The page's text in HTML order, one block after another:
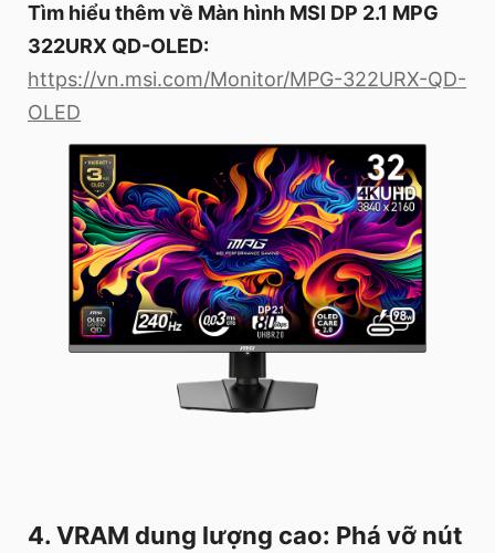
Tìm hiểu thêm về Màn hình MSI DP 2.1 MPG
322URX QD-OLED:
https://vn.msi.com/Monitor/MPG-322URX-QD-
OLED
4. VRAM dung lượng cao: Phá vỡ nút